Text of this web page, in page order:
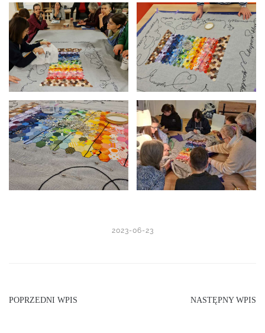
2023-06-23
POPRZEDNI WPIS NASTĘPNY WPIS